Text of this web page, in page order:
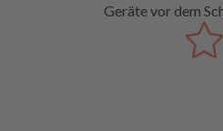
Geräte vor dem